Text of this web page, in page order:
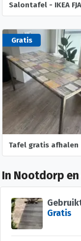
Salontafel - IKEA
Gratis
Tafel gratis afhalen
In Nootdorp
Gratis